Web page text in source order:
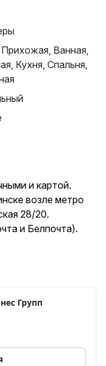
Ванная,
Кухня, Спальня,
и картой.
возле метро
28/20.
и Белпочта).
Ткань
Групп